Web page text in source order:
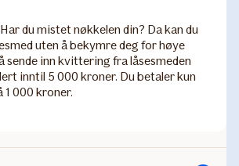
Har du mistet nøkkelen din? Da kan du
uten å bekymre deg for høye
sende inn kvittering fra låsesmeden
inntil 5 000 kroner. Du betaler kun
1 000 kroner.